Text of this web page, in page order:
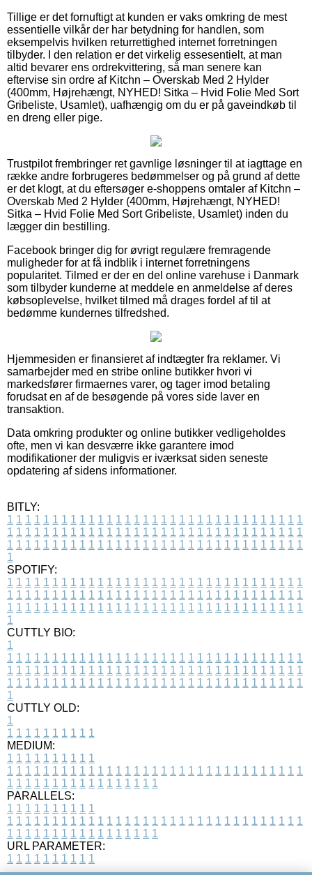
Tillige er det fornuftigt at kunden er vaks omkring de mest
essentielle vilkår der har betydning for handlen, som
eksempelvis hvilken returrettighed internet forretningen
tilbyder. I den relation er det virkelig essesentielt, at man
altid bevarer ens ordrekvittering, så man senere kan
eftervise sin ordre af Kitchn – Overskab Med 2 Hylder
(400mm, Højrehængt, NYHED! Sitka – Hvid Folie Med Sort
Gribeliste, Usamlet), uafhængig om du er på gaveindkøb til
en dreng eller pige.
Trustpilot frembringer ret gavnlige løsninger til at iagttage en
række andre forbrugeres bedømmelser og på grund af dette
er det klogt, at du eftersøger e-shoppens omtaler af Kitchn –
Overskab Med 2 Hylder (400mm, Højrehængt, NYHED!
Sitka – Hvid Folie Med Sort Gribeliste, Usamlet) inden du
lægger din bestilling.
Facebook bringer dig for øvrigt regulære fremragende
muligheder for at få indblik i internet forretningens
popularitet. Tilmed er der en del online varehuse i Danmark
som tilbyder kunderne at meddele en anmeldelse af deres
købsoplevelse, hvilket tilmed må drages fordel af til at
bedømme kundernes tilfredshed.
Hjemmesiden er finansieret af indtægter fra reklamer. Vi
samarbejder med en stribe online butikker hvori vi
markedsfører firmaernes varer, og tager imod betaling
forudsat en af de besøgende på vores side laver en
transaktion.
Data omkring produkter og online butikker vedligeholdes
ofte, men vi kan desværre ikke garantere imod
modifikationer der muligvis er iværksat siden seneste
opdatering af sidens informationer.
BITLY:
1 1 1 1 1 1 1 1 1 1 1 1 1 1 1 1 1 1 1 1 1 1 1 1 1 1 1 1 1 1 1 1 1
1 1 1 1 1 1 1 1 1 1 1 1 1 1 1 1 1 1 1 1 1 1 1 1 1 1 1 1 1 1 1 1 1
1 1 1 1 1 1 1 1 1 1 1 1 1 1 1 1 1 1 1 1 1 1 1 1 1 1 1 1 1 1 1 1 1
1
SPOTIFY:
1 1 1 1 1 1 1 1 1 1 1 1 1 1 1 1 1 1 1 1 1 1 1 1 1 1 1 1 1 1 1 1 1
1 1 1 1 1 1 1 1 1 1 1 1 1 1 1 1 1 1 1 1 1 1 1 1 1 1 1 1 1 1 1 1 1
1 1 1 1 1 1 1 1 1 1 1 1 1 1 1 1 1 1 1 1 1 1 1 1 1 1 1 1 1 1 1 1 1
1
CUTTLY BIO:
1
1 1 1 1 1 1 1 1 1 1 1 1 1 1 1 1 1 1 1 1 1 1 1 1 1 1 1 1 1 1 1 1 1
1 1 1 1 1 1 1 1 1 1 1 1 1 1 1 1 1 1 1 1 1 1 1 1 1 1 1 1 1 1 1 1 1
1 1 1 1 1 1 1 1 1 1 1 1 1 1 1 1 1 1 1 1 1 1 1 1 1 1 1 1 1 1 1 1 1
1
CUTTLY OLD:
1
1 1 1 1 1 1 1 1 1 1
MEDIUM:
1 1 1 1 1 1 1 1 1 1
1 1 1 1 1 1 1 1 1 1 1 1 1 1 1 1 1 1 1 1 1 1 1 1 1 1 1 1 1 1 1 1 1
1 1 1 1 1 1 1 1 1 1 1 1 1 1 1 1 1
PARALLELS:
1 1 1 1 1 1 1 1 1 1
1 1 1 1 1 1 1 1 1 1 1 1 1 1 1 1 1 1 1 1 1 1 1 1 1 1 1 1 1 1 1 1 1
1 1 1 1 1 1 1 1 1 1 1 1 1 1 1 1 1
URL PARAMETER:
1 1 1 1 1 1 1 1 1 1